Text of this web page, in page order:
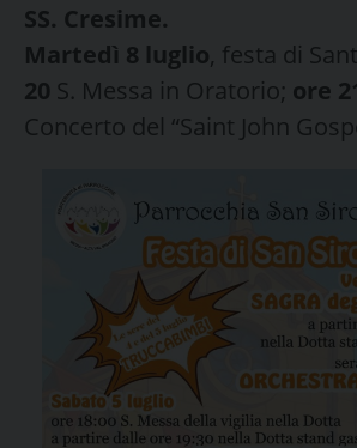
SS. Cresime.
Martedì 8 luglio, festa di
20 S. Messa in Oratorio; ore
Concerto del “Saint John